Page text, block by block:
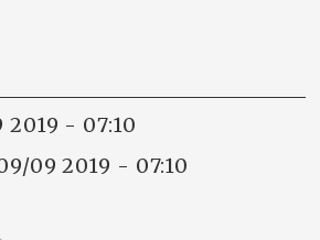
2019 - 07:10
09/09 2019 - 07:10